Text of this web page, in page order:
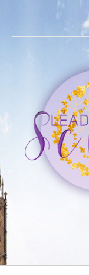
ГЛАВНАЯ
О НАС
ЧАВО